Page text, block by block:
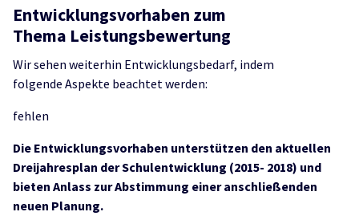
Entwicklungsvorhaben zum
Thema Leistungsbewertung
Wir sehen weiterhin Entwicklungsbedarf, indem
folgende Aspekte beachtet werden:
fehlen
Die Entwicklungsvorhaben unterstützen den aktuellen
Dreijahresplan der Schulentwicklung (2015- 2018) und
bieten Anlass zur Abstimmung einer anschließenden
neuen Planung.